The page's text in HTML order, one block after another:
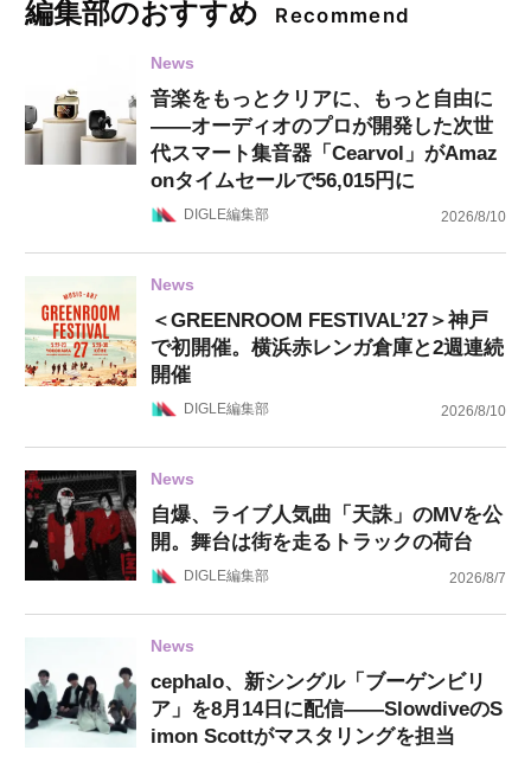
編集部のおすすめ Recommend
News
音楽をもっとクリアに、もっと自由に
——オーディオのプロが開発した次世
代スマート集音器「Cearvol」がAmaz
onタイムセールで56,015円に
DIGLE編集部 2026/8/10
News
＜GREENROOM FESTIVAL’27＞神戸
で初開催。横浜赤レンガ倉庫と2週連続
開催
DIGLE編集部 2026/8/10
News
自爆、ライブ人気曲「天誅」のMVを公
開。舞台は街を走るトラックの荷台
DIGLE編集部 2026/8/7
News
cephalo、新シングル「ブーゲンビリ
ア」を8月14日に配信——SlowdiveのS
imon Scottがマスタリングを担当